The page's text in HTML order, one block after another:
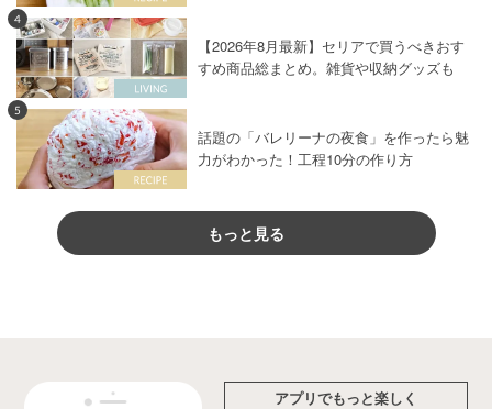
4
【2026年8月最新】セリアで買うべきおす
すめ商品総まとめ。雑貨や収納グッズも
5
話題の「バレリーナの夜食」を作ったら魅
力がわかった！工程10分の作り方
もっと見る
アプリでもっと楽しく